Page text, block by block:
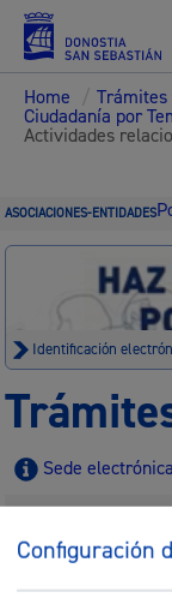
Home /
Ciudadanía por
Actividades
ASOCIACIONES-ENTIDADES
Identificación
Sede electrónica
Configuración